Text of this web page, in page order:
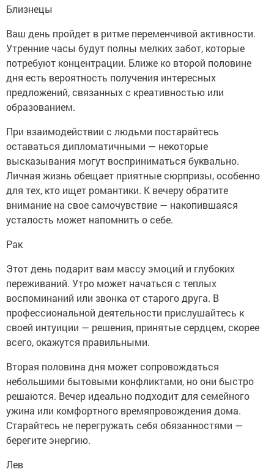
Близнецы
Ваш день пройдет в ритме переменчивой активности.
Утренние часы будут полны мелких забот, которые
потребуют концентрации. Ближе ко второй половине
дня есть вероятность получения интересных
предложений, связанных с креативностью или
образованием.
При взаимодействии с людьми постарайтесь
оставаться дипломатичными — некоторые
высказывания могут восприниматься буквально.
Личная жизнь обещает приятные сюрпризы, особенно
для тех, кто ищет романтики. К вечеру обратите
внимание на свое самочувствие — накопившаяся
усталость может напомнить о себе.
Рак
Этот день подарит вам массу эмоций и глубоких
переживаний. Утро может начаться с теплых
воспоминаний или звонка от старого друга. В
профессиональной деятельности прислушайтесь к
своей интуиции — решения, принятые сердцем, скорее
всего, окажутся правильными.
Вторая половина дня может сопровождаться
небольшими бытовыми конфликтами, но они быстро
решаются. Вечер идеально подходит для семейного
ужина или комфортного времяпровождения дома.
Старайтесь не перегружать себя обязанностями —
берегите энергию.
Лев